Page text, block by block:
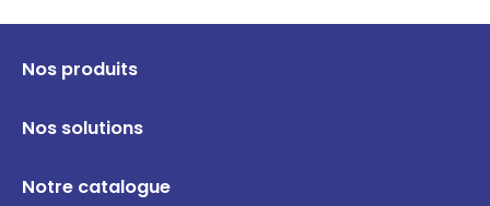
Nos produits
Nos solutions
Notre catalogue